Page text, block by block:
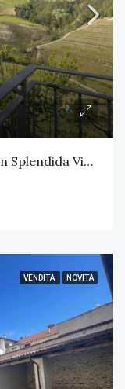
Rif. 8314 Tenuta Di Campagna Con Splendida Vista
VENDITA NOVITÀ